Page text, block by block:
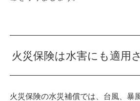
火災保険は水害にも適用
火災保険の水災補償では、台風、暴